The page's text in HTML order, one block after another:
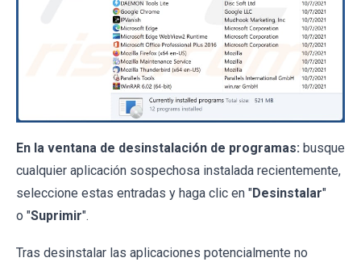
En la ventana de desinstalación de programas: busque
cualquier aplicación sospechosa instalada recientemente,
seleccione estas entradas y haga clic en "Desinstalar"
o "Suprimir".
Tras desinstalar las aplicaciones potencialmente no